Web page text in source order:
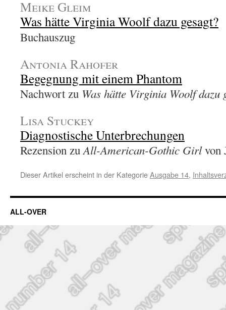
Meike Gleim
Was hätte Virginia Woolf dazu gesagt?
Buchauszug
Antonia Rahofer
Begegnung mit einem Phantom
Nachwort zu Was hätte Virginia Woolf dazu
Lisa Stuckey
Diagnostische Unterbrechungen
Rezension zuAll-American-Gothic Girlvon
Dieser Artikel erscheint in der KategorieAusgabe 14,
ALL-OVER